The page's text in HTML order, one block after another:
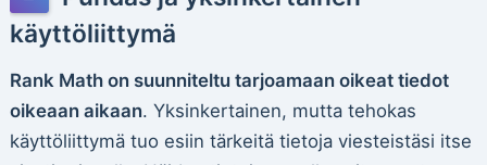
käyttöliittymä
Rank Math on suunniteltu tarjoamaan oikeat tiedot
oikeaan aikaan. Yksinkertainen, mutta tehokas
käyttöliittymä tuo esiin tärkeitä tietoja viesteistäsi itse